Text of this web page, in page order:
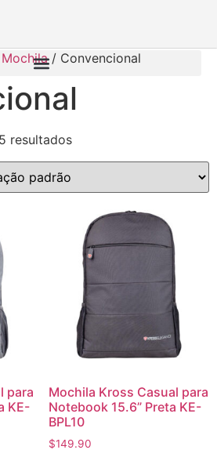
Mochila/ Convencional
resultados
para
KE-
Mochila Kross Casual para
Notebook 15.6” Preta KE-
BPL10
$149.90